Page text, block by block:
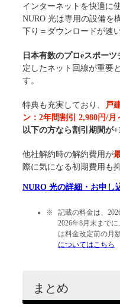
インターネットを快適に
NURO 光は専用の設備を
下り＝ダウンロードが速
日本有数のプロeスポー
定したネット回線が重要
す。
特典も充実しており、
戸
ン：2年間割引 2,980円/
以下の方なら割引期間が
他社解約時の解約費用が
際に気になる初期費用も
NURO 光の詳細・お申し
記載の料金は、
2026年8月末まで
は料金改定前の月
についてはこちら
まとめ